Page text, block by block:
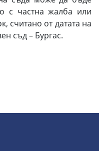
с частна жалба или
считано от датата на
съд – Бургас.